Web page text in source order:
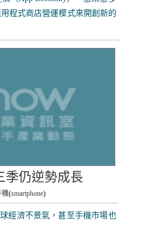
程式商店營運模式來開創新的
季仍逆勢成長
機(smartphone)
經濟不景氣，甚至手機市場也